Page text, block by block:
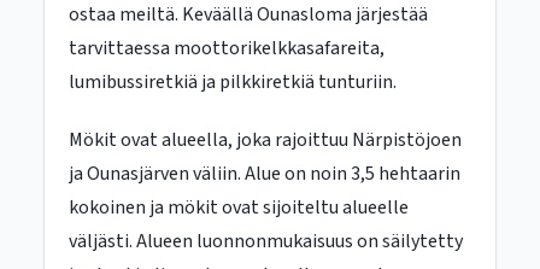
ostaa meiltä. Keväällä Ounasloma järjestää
tarvittaessa moottorikelkkasafareita,
lumibussiretkiä ja pilkkiretkiä tunturiin.
Mökit ovat alueella, joka rajoittuu Närpistöjoen
ja Ounasjärven väliin. Alue on noin 3,5 hehtaarin
kokoinen ja mökit ovat sijoiteltu alueelle
väljästi. Alueen luonnonmukaisuus on säilytetty